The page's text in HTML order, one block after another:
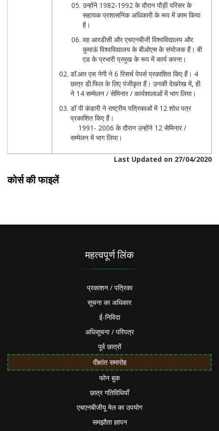
उन्होंने 1982-1992 के दौरान पौड़ी परिसर के
सहायक प्रशासनिक अधिकारी के रूप में काम किया
है।
वह आरडीसी और एचएनबीजी विश्वविद्यालय और
कुमाऊं विश्वविद्यालय के बीओएस के संयोजक हैं। बी
एड के प्रभारी प्रमुख के रूप में कार्य करना।
डॉ.आर एस नेगी ने 6 रिसर्च पेपर्स प्रकाशित किए हैं। 4
छात्र डी.फिल के लिए पंजीकृत हैं। उनकी देखरेख में, ही
ने 14 सम्मेलन / सेमिनार / कार्यशालाओं में भाग लिया।
डॉ पी कंडारी ने राष्ट्रीय पत्रिकाओं में 12 शोध पत्र
प्रकाशित किए हैं।
1991- 2006 के दौरान उन्होंने 12 सेमिनार /
सम्मेलन में भाग लिया।
Last Updated on 27/04/2020
कोर्स की फाइलें
महत्वपूर्ण लिंक
प्रकाशन / पत्रिका
सूचना का अधिकार
ई-निविदा
अधिसूचना / परिपत्र
पूर्व छात्रों
दीक्षांत समारोह
फोन बुक
छात्र गतिविधियाँ
एचएनबीजीयू मेल का उपयोग
समझौता ज्ञापन